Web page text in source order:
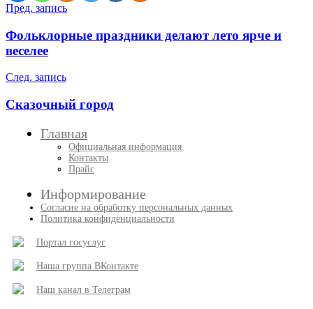
Навигация
по
записям
Пред. запись
Фольклорные праздники делают лето ярче и
веселее
След. запись
Сказочный город
Главная
Официальная информация
Контакты
Прайс
Информирование
Согласие на обработку персональных данных
Политика конфиденциальности
Портал госуслуг
Наша группа ВКонтакте
Наш канал в Телеграм